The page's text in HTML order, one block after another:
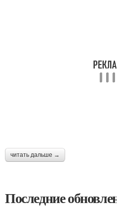
читать дальше →
Последние